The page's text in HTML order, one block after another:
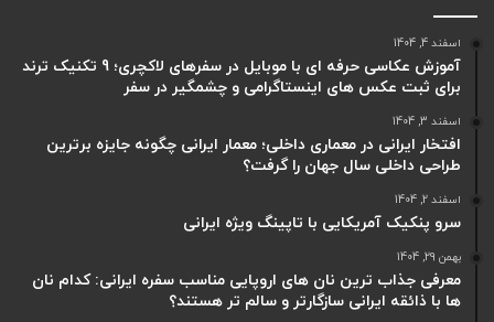
اسفند 4, 1404
آموزش عکاسی حرفه ای با موبایل در سفرهای لاکچری؛ 9 تکنیک ترند
برای ثبت عکس های اینستاگرامی و چشمگیر در سفر
اسفند 3, 1404
افتخار ایرانی در معماری داخلی؛ معمار ایرانی چگونه جایزه برترین
طراحی داخلی سال جهان را گرفت؟
اسفند 2, 1404
سرو پنکیک آمریکایی با تاپینگ ویژه ایرانی
بهمن 29, 1404
معرفی جذاب ترین نان های اروپایی مناسب سفره ایرانی: کدام نان
ها با ذائقه ایرانی سازگارتر و سالم تر هستند؟